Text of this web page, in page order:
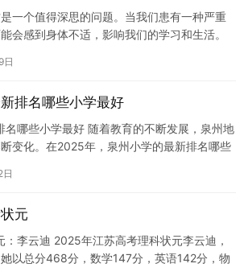
一个值得深思的问题。当我们患有一种严重
会感到身体不适，影响我们的学习和生活。
日
排名哪些小学最好
名哪些小学最好 随着教育的不断发展，泉州地
变化。在2025年，泉州小学的最新排名哪些
元
李云迪 2025年江苏高考理科状元李云迪，
以总分468分，数学147分，英语142分，物